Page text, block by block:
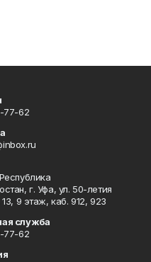
77-62
г. Уфа, ул. 50-летия
9 этаж, каб. 912, 923
служба
77-62